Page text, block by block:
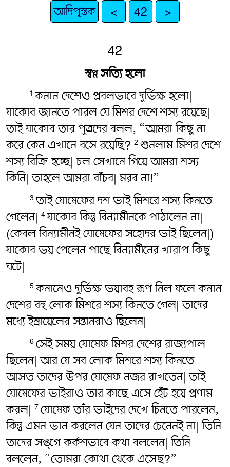
আদিপুস্তক < 42 >
42
স্বপ্ন সত্যি হলো
1কনান দেশেও প্রবলভাবে দুর্ভিক্ষ হলো|
যাকোব জানতে পারল যে মিশর দেশে শস্য রয়েছে|
তাই যাকোব তার পুত্রদের বলল, “আমরা কিছু না
করে কেন এখানে বসে রয়েছি? 2 শুনলাম মিশর দেশে
শস্য বিক্রি হচ্ছে| চল সেখানে গিয়ে আমরা শস্য
কিনি| তাহলে আমরা বাঁচব| মরব না!”
3তাই যোষেফের দশ ভাই মিশরে শস্য কিনতে
গেলেন| 4যাকোব কিন্তু বিন্যামীনকে পাঠালেন না|
(কেবল বিন্যামীনই যোষেফের সহোদর ভাই ছিলেন|)
যাকোব ভয় পেলেন পাছে বিন্যামীনের খারাপ কিছু
ঘটে|
5কনানেও দুর্ভিক্ষ ভয়াবহ রূপ নিল ফলে কনান
দেশের বহু লোক মিশরে শস্য কিনতে গেল| তাদের
মধ্যে ইস্রায়েলের সন্তানরাও ছিলেন|
6 সেই সময় যোষেফ মিশর দেশের রাজ্যপাল
ছিলেন| আর যে সব লোক মিশরে শস্য কিনতে
আসত তাদের উপর যোষেফ নজর রাখতেন| তাই
যোষেফের ভাইরাও তার কাছে এসে হেঁট হয়ে প্রণাম
করল| 7 যোষেফ তাঁর ভাইদের দেখে চিনতে পারলেন,
কিন্তু এমন ভান করলেন যেন তাদের চেনেনই না| তিনি
তাদের সঙ্গে কর্কশভাবে কথা বললেন| তিনি
বললেন, “তোমরা কোথা থেকে এসেছ?”